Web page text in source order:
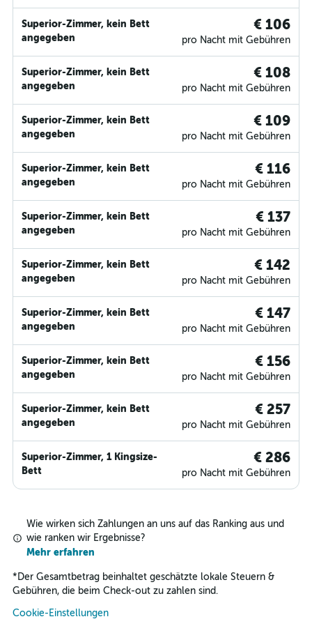
Superior-Zimmer, kein Bett
angegeben
€ 106
pro Nacht mit Gebühren
Superior-Zimmer, kein Bett
angegeben
€ 108
pro Nacht mit Gebühren
Superior-Zimmer, kein Bett
angegeben
€ 109
pro Nacht mit Gebühren
Superior-Zimmer, kein Bett
angegeben
€ 116
pro Nacht mit Gebühren
Superior-Zimmer, kein Bett
angegeben
€ 137
pro Nacht mit Gebühren
Superior-Zimmer, kein Bett
angegeben
€ 142
pro Nacht mit Gebühren
Superior-Zimmer, kein Bett
angegeben
€ 147
pro Nacht mit Gebühren
Superior-Zimmer, kein Bett
angegeben
€ 156
pro Nacht mit Gebühren
Superior-Zimmer, kein Bett
angegeben
€ 257
pro Nacht mit Gebühren
Superior-Zimmer, 1 Kingsize-
Bett
€ 286
pro Nacht mit Gebühren
Wie wirken sich Zahlungen an uns auf das Ranking aus und
wie ranken wir Ergebnisse?
Mehr erfahren
* Der Gesamtbetrag beinhaltet geschätzte lokale Steuern &
Gebühren, die beim Check-out zu zahlen sind.
Cookie-Einstellungen